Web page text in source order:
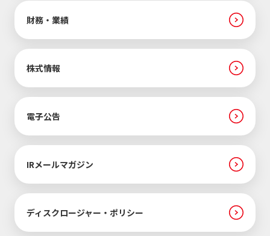
財務・業績
株式情報
電子公告
IRメールマガジン
ディスクロージャー・ポリシー